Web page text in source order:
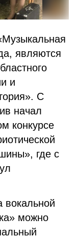
являются
и
С
начал
конкурсе
где с
вокальной
можно